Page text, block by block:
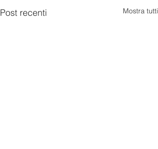
Post recenti Mostra tutti